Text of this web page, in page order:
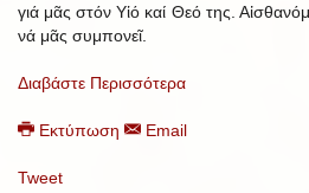
γιά μᾶς στόν Υἱό καί Θεό της.
νά μᾶς συμπονεῖ.
Διαβάστε Περισσότερα
Εκτύπωση Email
Tweet